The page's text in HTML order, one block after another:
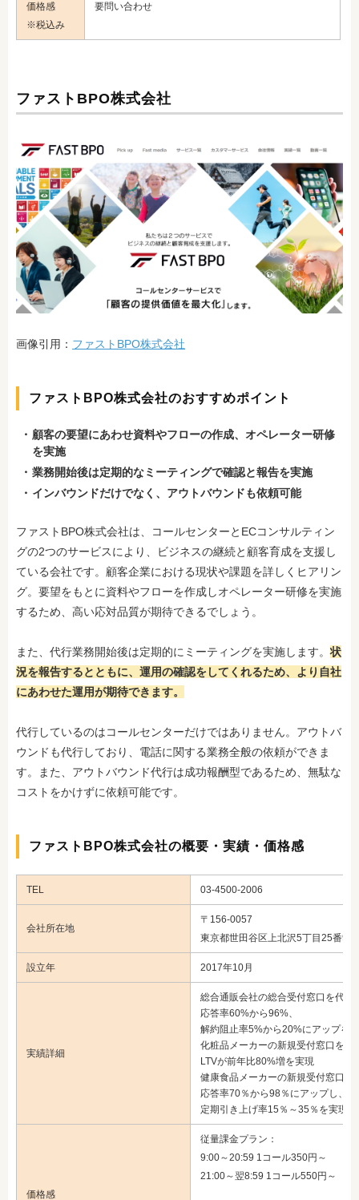
価格感
※税込み
要問い合わせ
ファストBPO株式会社
画像引用： ファストBPO株式会社
ファストBPO株式会社のおすすめポイント
顧客の要望にあわせ資料やフローの作成、オペレーター研修
を実施
業務開始後は定期的なミーティングで確認と報告を実施
インバウンドだけでなく、アウトバウンドも依頼可能
ファストBPO株式会社は、コールセンターとECコンサルティン
グの2つのサービスにより、ビジネスの継続と顧客育成を支援し
ている会社です。顧客企業における現状や課題を詳しくヒアリン
グ。要望をもとに資料やフローを作成しオペレーター研修を実施
するため、高い応対品質が期待できるでしょう。
また、代行業務開始後は定期的にミーティングを実施します。状
況を報告するとともに、運用の確認をしてくれるため、より自社
にあわせた運用が期待できます。
代行しているのはコールセンターだけではありません。アウトバ
ウンドも代行しており、電話に関する業務全般の依頼ができま
す。また、アウトバウンド代行は成功報酬型であるため、無駄な
コストをかけずに依頼可能です。
ファストBPO株式会社の概要・実績・価格感
TEL 03‐4500‐2006
会社所在地
〒156-0057
東京都世田谷区上北沢5丁目25番9号
設立年 ​2017年10月
実績詳細
総合通販会社の総合受付窓口を代行
応答率60%から96%、
解約阻止率5%から20%にアップを
化粧品メーカーの新規受付窓口を代
LTVが前年比80%増を実現
健康食品メーカーの新規受付窓口を
応答率70％から98％にアップし、
定期引き上げ率15％～35％を実現
価格感
従量課金プラン：
9:00～20:59 1コール350円～
21:00～翌8:59 1コール550円～